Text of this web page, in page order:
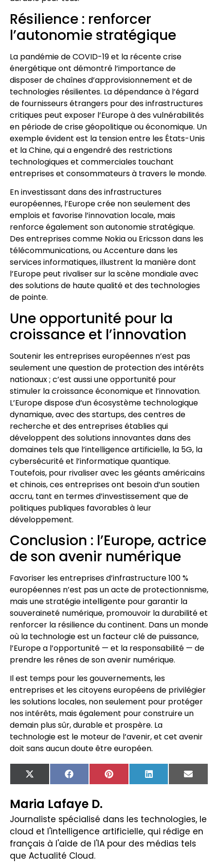
Résilience : renforcer
l’autonomie stratégique
La pandémie de COVID-19 et la récente crise
énergétique ont démontré l’importance de
disposer de chaînes d’approvisionnement et de
technologies résilientes. La dépendance à l’égard
de fournisseurs étrangers pour des infrastructures
critiques peut exposer l’Europe à des vulnérabilités
en période de crise géopolitique ou économique. Un
exemple évident est la tension entre les États-Unis
et la Chine, qui a engendré des restrictions
technologiques et commerciales touchant
entreprises et consommateurs à travers le monde.
En investissant dans des infrastructures
européennes, l’Europe crée non seulement des
emplois et favorise l’innovation locale, mais
renforce également son autonomie stratégique.
Des entreprises comme Nokia ou Ericsson dans les
télécommunications, ou Accenture dans les
services informatiques, illustrent la manière dont
l’Europe peut rivaliser sur la scène mondiale avec
des solutions de haute qualité et des technologies
de pointe.
Une opportunité pour la
croissance et l’innovation
Soutenir les entreprises européennes n’est pas
seulement une question de protection des intérêts
nationaux ; c’est aussi une opportunité pour
stimuler la croissance économique et l’innovation.
L’Europe dispose d’un écosystème technologique
dynamique, avec des startups, des centres de
recherche et des entreprises établies qui
développent des solutions innovantes dans des
domaines tels que l’intelligence artificielle, la 5G, la
cybersécurité et l’informatique quantique.
Toutefois, pour rivaliser avec les géants américains
et chinois, ces entreprises ont besoin d’un soutien
accru, tant en termes d’investissement que de
politiques publiques favorables à leur
développement.
Conclusion : l’Europe, actrice
de son avenir numérique
Favoriser les entreprises d’infrastructure 100 %
européennes n’est pas un acte de protectionnisme,
mais une stratégie intelligente pour garantir la
souveraineté numérique, promouvoir la durabilité et
renforcer la résilience du continent. Dans un monde
où la technologie est un facteur clé de puissance,
l’Europe a l’opportunité — et la responsabilité — de
prendre les rênes de son avenir numérique.
Il est temps pour les gouvernements, les
entreprises et les citoyens européens de privilégier
les solutions locales, non seulement pour protéger
nos intérêts, mais également pour construire un
demain plus sûr, durable et prospère. La
technologie est le moteur de l’avenir, et cet avenir
doit sans aucun doute être européen.
X
(Twitter)
FacebookPinterest LinkedIn Email
Maria Lafaye D.
Journaliste spécialisé dans les technologies, le
cloud et l'intelligence artificielle, qui rédige en
français à l'aide de l'IA pour des médias tels
que Actualité Cloud.